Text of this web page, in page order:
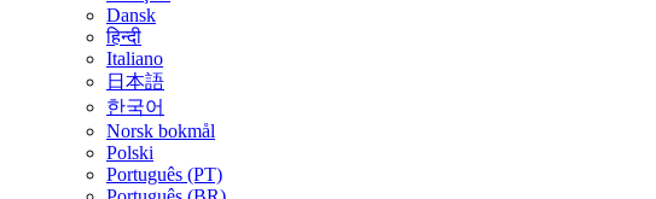
Dansk
हिन्दी
Italiano
日本語
한국어
Norsk bokmål
Polski
Português (PT)